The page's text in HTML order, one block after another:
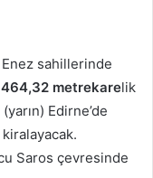
Enez sahillerinde
464,32 metrekarelik
Edirne’de
Saros çevresinde